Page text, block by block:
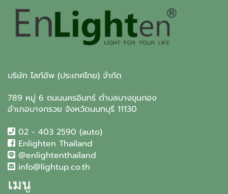
บริษัท ไลท์อัพ (ประเทศไทย) จำกัด
789 หมู่ 6 ถนนนครอินทร์ ตำบลบางขุนกอง
อำเภอบางกรวย จังหวัดนนทบุรี 11130
02 - 403 2590 (auto)
Enlighten Thailand
@enlightenthailand
info@lightup.co.th
เมนู